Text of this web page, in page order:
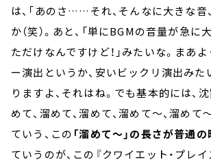
は、「あのさ……それ、そんなに大きな音
か（笑）。あと、「単にBGMの音量が急に
ただけなんですけど！」みたいな。まあ
ー演出というか、安いビックリ演出みた
りますよ、それはね。でも基本的には、
めて、溜めて、溜めて、溜めて～、溜め
ていう、この 「溜めて～」の長さが普通の
ていうのが、この『クワイエット・プレイ